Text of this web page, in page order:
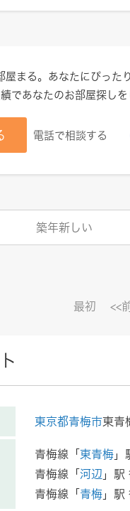
屋まる。あなたにぴった
であなたのお部屋探しを
電話で相談する
築年新しい
最初 <<
東京都青梅市東青
青梅線「 東青梅 」
青梅線「 河辺 」
青梅線「 青梅 」